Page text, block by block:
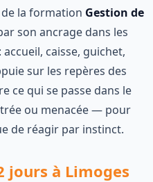
la formation Gestion de
son ancrage dans les
caisse, guichet,
sur les repères des
ce qui se passe dans le
ou menacée — pour
de réagir par instinct.
jours à Limoges